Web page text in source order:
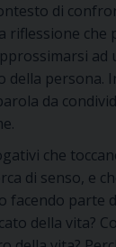
di
riflessione che
ad
della persona.
da
che
di senso, e
facendo parte
della vita?